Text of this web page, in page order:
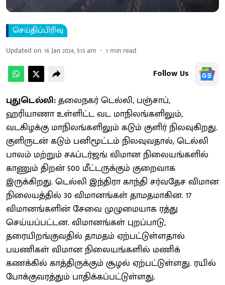
செய்திப்பிரிவு
Updated on:16 Jan 2024, 5:13 am 1 min read
Follow Us
புதுடெல்லி:தலைநகர் டெல்லி, பஞ்சாப்,
ஹரியாணா உள்ளிட்ட வட மாநிலங்களிலும்,
வடகிழக்கு மாநிலங்களிலும் கடும் குளிர் நிலவுகிறது.
குளிருடன் கடும் பனிமூட்டம் நிலவுவதால், டெல்லி
பாலம் மற்றும் சஃப்டர்ஜங் விமான நிலையங்களில்
காணும் திறன் 500 மீட்டருக்கும் குறைவாக
இருக்கிறது. டெல்லி இந்திரா காந்தி சர்வதேச விமான
நிலையத்தில் 30 விமானங்கள் தாமதமாகின. 17
விமானங்களின் சேவை முழுமையாக ரத்து
செய்யப்பட்டன. விமானங்கள் புறப்பாடு,
தரையிறங்குவதில் தாமதம் ஏற்பட்டுள்ளதால்
பயணிகள் விமான நிலையங்களில் மணிக்
கணக்கில் காத்திருக்கும் சூழல் ஏற்பட்டுள்ளது. ரயில்
போக்குவரத்தும் பாதிக்கப்பட்டுள்ளது.